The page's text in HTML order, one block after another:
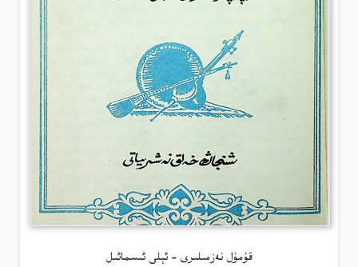
قۇمۇل نەزمىلىرى – ئېلى ئىسمائىل